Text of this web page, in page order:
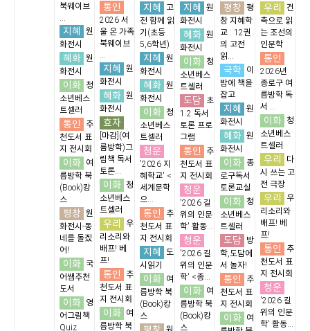
북웨이브
...
지혜
원
화전시
혜화 원
화전시
이화
청
소년베스
트셀러
통인
추
천도서 표
지 전시회
이화
여
름방학 북
(Book)캉
스
평창 원
화전시-동
네를 돌겠
어!
이화
국
어쌤추천
도서
이화
영
어그림책
Quiz
통인
2026 서
울 온 가족
북웨이브
...
지혜
원
화전시
혜화 원
화전시
효자
[마감](여
름방학)그
림책 독서
토론...
이화
청
소년베스
트셀러
우리
우
리소리와
배프! 베
프!
통인
추
천도서 표
지 전시회
이화
여
름방학 북
지혜
고
전 함께 읽
기(초등
5,6학년)
지혜
원
화전시
혜화 원
화전시
이화
청
소년베스
트셀러
청운
'2026 지
혜학교' <
세계문학
으...
통인
추
천도서 표
지 전시회
지혜
도
시읽기
이화
여
름방학 북
(Book)캉
스
지혜
원
화전시
혜화 원
화전시
이화
청
소년베스
트셀러
도담
초
1.2 독서
토론 프로
그램
통인
추
천도서 표
지 전시회
청운
'2026 길
위의 인문
학' 활동...
청운
'2026 길
위의 인문
학' <종...
이화
여
름방학 북
(Book)캉
스
평창 평
창 지혜학
교 : 12권
의 고전
읽...
국학
이
밤에 책을
잡고
지혜
원
화전시
혜화 원
화전시
이화
종
로구독서
토론교실
이화
청
소년베스
트셀러
도담
방
학,도담에
서 놀자!
통인
추
천도서 표
지 전시회
이화
여
우리
건
축으로 읽
는 조선의
인문학
통인
2026년
종로구 여
름방학 독
서 ...
이화
청
소년베스
트셀러
우리
다
시 쓰는 고
전 극장
우리
우
리소리와
배프! 베
프!
통인
추
천도서 표
지 전시회
청운
'2026 길
위의 인문
학' 활동...